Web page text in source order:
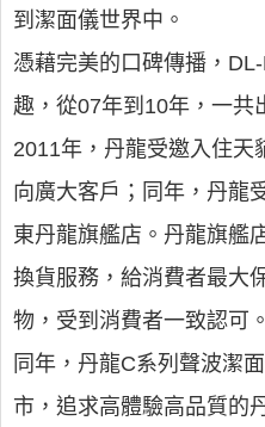
到潔面儀世界中。
憑藉完美的口碑傳播，
趣，從07年到10年，一共
2011年，丹龍受邀入住天
向廣大客戶；同年，丹龍
東丹龍旗艦店。丹龍旗艦
換貨服務，給消費者最大
物，受到消費者一致認可。
同年，丹龍C系列聲波潔
市，追求高體驗高品質的